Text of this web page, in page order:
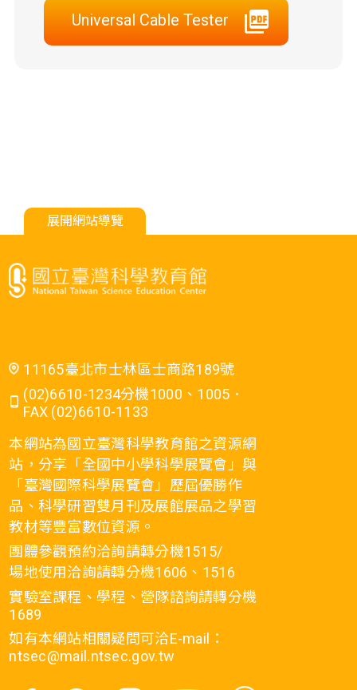
Universal Cable Tester
展開網站導覽
11165臺北市士林區士商路189號
(02)6610-1234分機1000、1005．
FAX (02)6610-1133
本網站為國立臺灣科學教育館之資源網
站，分享「全國中小學科學展覽會」與
「臺灣國際科學展覽會」歷屆優勝作
品、科學研習雙月刊及展館展品之學習
教材等豐富數位資源。
團體參觀預約洽詢請轉分機1515/
場地使用洽詢請轉分機1606、1516
實驗室課程、學程、營隊諮詢請轉分機
1689
如有本網站相關疑問可洽E-mail：
ntsec@mail.ntsec.gov.tw